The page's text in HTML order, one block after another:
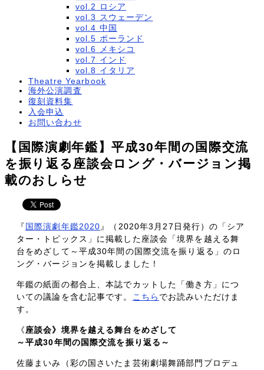
vol.2 ロシア
vol.3 スウェーデン
vol.4 中国
vol.5 ポーランド
vol.6 メキシコ
vol.7 インド
vol.8 イタリア
Theatre Yearbook
海外公演調査
復刻資料集
入会申込
お問い合わせ
【国際演劇年鑑】平成30年間の国際交流
を振り返る座談会ロング・バージョン掲
載のおしらせ
『 国際演劇年鑑2020』（2020年3月27日発行）の「シア
ター・トピックス」に掲載した座談会「境界を越える舞
台をめざして～平成30年間の国際交流を振り返る」のロ
ング・バージョンを掲載しました！
年鑑の紙面の都合上、本誌でカットした「働き方」につ
いての議論を含む記事です。 こちら でお読みいただけま
す。
《座談会》境界を越える舞台をめざして
～平成30年間の国際交流を振り返る～
佐藤まいみ（彩の国さいたま芸術劇場舞踊部門プロデュ